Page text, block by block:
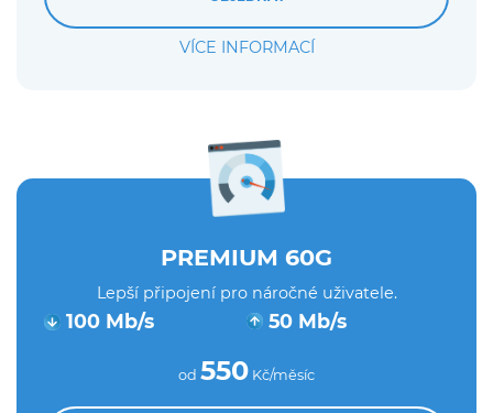
VÍCE INFORMACÍ
PREMIUM 60G
Lepší připojení pro náročné uživatele.
100 Mb/s 50 Mb/s
od 550 Kč/měsíc